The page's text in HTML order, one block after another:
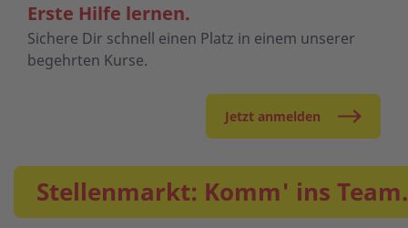
Erste Hilfe lernen.
Sichere Dir schnell einen Platz in einem unserer
begehrten Kurse.
Jetzt anmelden
Stellenmarkt: Komm' ins Team.